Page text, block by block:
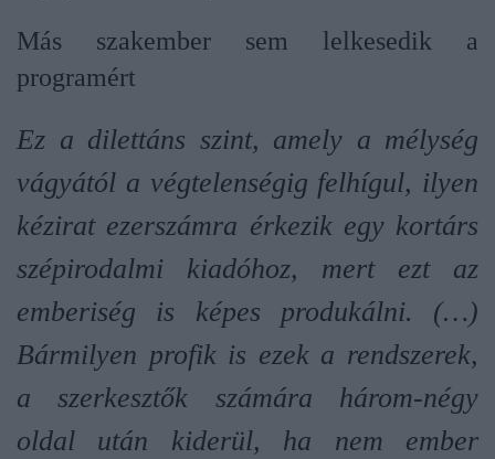
Más szakember sem lelkesedik a
programért
Ez a dilettáns szint, amely a mélység
vágyától a végtelenségig felhígul, ilyen
kézirat ezerszámra érkezik egy kortárs
szépirodalmi kiadóhoz, mert ezt az
emberiség is képes produkálni. (…)
Bármilyen profik is ezek a rendszerek,
a szerkesztők számára három-négy
oldal után kiderül, ha nem ember